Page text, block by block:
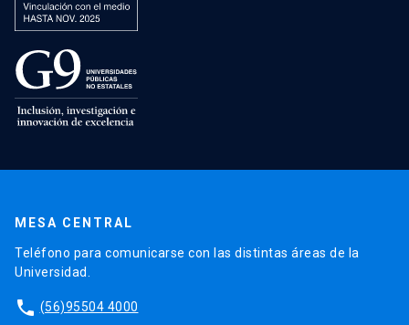
MESA CENTRAL
Teléfono para comunicarse con las distintas áreas de la
Universidad.
phone (56)95504 4000